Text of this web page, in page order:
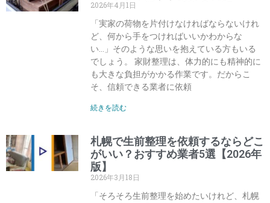
2026年4月1日
「実家の荷物を片付けなければならないけれ
ど、何から手をつければいいかわからな
い…」そのような思いを抱えている方もいる
でしょう。 家財整理は、体力的にも精神的に
も大きな負担がかかる作業です。だからこ
そ、信頼できる業者に依頼
続きを読む
札幌で生前整理を依頼するならどこ
がいい？おすすめ業者5選【2026年
版】
2026年3月18日
「そろそろ生前整理を始めたいけれど、札幌